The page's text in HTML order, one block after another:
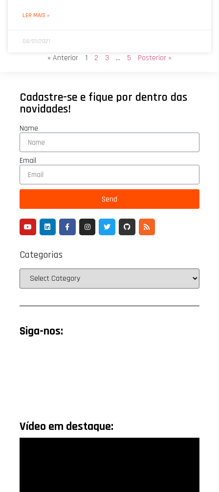
LER MAIS »
04/01/2021
« Anterior 1 2 3 … 5 Posterior »
Cadastre-se e fique por dentro das
novidades!
Name
Email
Send
Categorias
Siga-nos:
Vídeo em destaque: